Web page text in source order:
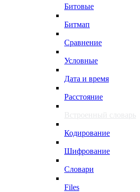
Битовые
Битмап
Сравнение
Условные
Дата и время
Расстояние
Встроенный словарь
Кодирование
Шифрование
Словари
Files